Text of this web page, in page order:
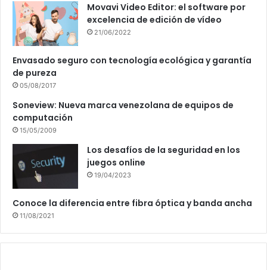
Movavi Video Editor: el software por
excelencia de edición de vídeo
21/06/2022
Envasado seguro con tecnología ecológica y garantía
de pureza
05/08/2017
Soneview: Nueva marca venezolana de equipos de
computación
15/05/2009
Los desafíos de la seguridad en los
juegos online
19/04/2023
Conoce la diferencia entre fibra óptica y banda ancha
11/08/2021